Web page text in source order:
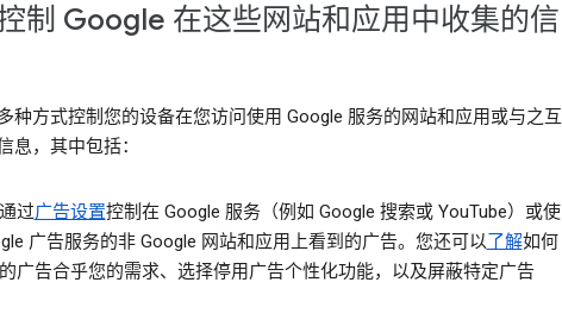
制 Google 在这些网站和应用中收集的信
种方式控制您的设备在您访问使用 Google 服务的网站和应用或与之互
息，其中包括：
过广告设置控制在 Google 服务（例如 Google 搜索或 YouTube）或使
广告服务的非 Google 网站和应用上看到的广告。您还可以了解如何
广告合乎您的需求、选择停用广告个性化功能，以及屏蔽特定广告